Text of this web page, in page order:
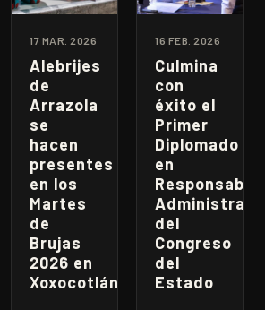
17 MAR. 2026
Alebrijes
de
Arrazola
se
hacen
presentes
en los
Martes
de
Brujas
2026 en
Xoxocotlán
16 FEB. 2026
Culmina
con
éxito el
Primer
Diplomado
en
del
Congreso
del
Estado